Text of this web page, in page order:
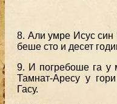
8. Али умре Исус син
беше сто и десет
9. И погребоше га у
Тамнат-Аресу у
Гасу.